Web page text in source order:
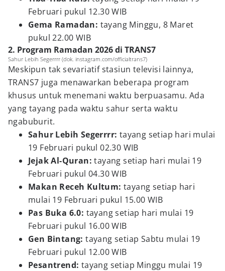
Februari pukul 12.30 WIB
Gema Ramadan: tayang Minggu, 8 Maret
pukul 22.00 WIB
2. Program Ramadan 2026 di TRANS7
Sahur Lebih Segerrrr (dok. instagram.com/officialtrans7)
Meskipun tak sevariatif stasiun televisi lainnya,
TRANS7 juga menawarkan beberapa program
khusus untuk menemani waktu berpuasamu. Ada
yang tayang pada waktu sahur serta waktu
ngabuburit.
Sahur Lebih Segerrrr: tayang setiap hari mulai
19 Februari pukul 02.30 WIB
Jejak Al-Quran:tayang setiap hari mulai 19
Februari pukul 04.30 WIB
Makan Receh Kultum: tayang setiap hari
mulai 19 Februari pukul 15.00 WIB
Pas Buka 6.0: tayang setiap hari mulai 19
Februari pukul 16.00 WIB
Gen Bintang:tayang setiap Sabtu mulai 19
Februari pukul 12.00 WIB
Pesantrend: tayang setiap Minggu mulai 19